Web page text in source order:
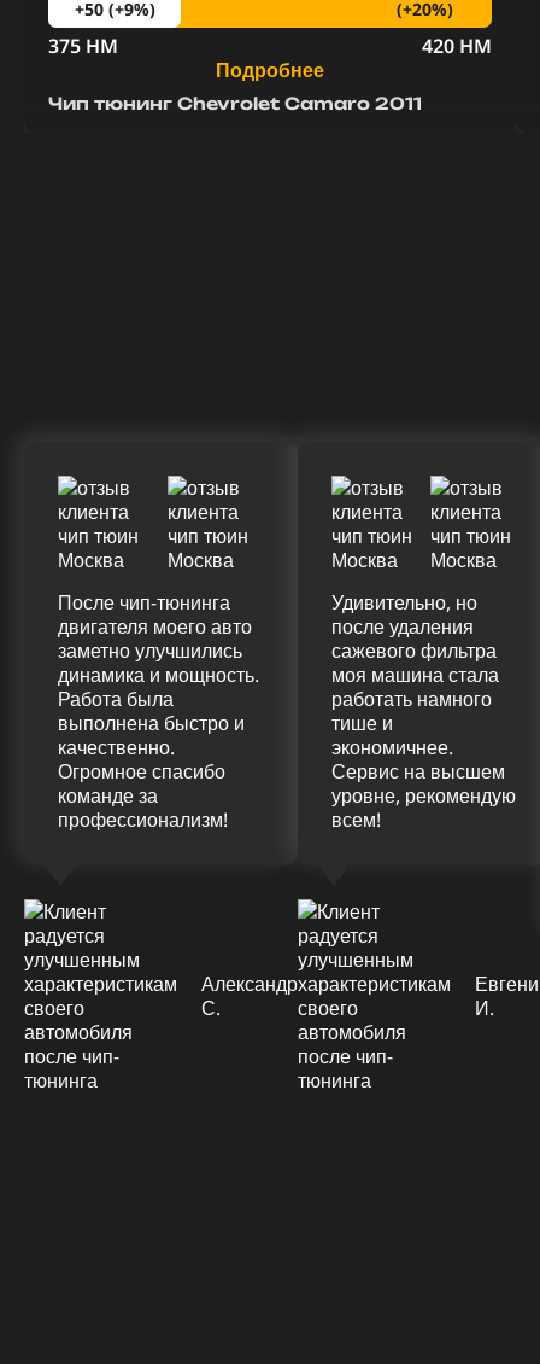
Чип тюнинг Chevrolet Camaro 2011
+50 (+9%) (+20%)
375 HM
420 HM
Подробнее
После чип-тюнинга
двигателя моего авто
заметно улучшились
динамика и мощность.
Работа была
выполнена быстро и
качественно.
Огромное спасибо
команде за
профессионализм!
Александр
С.
Удивительно, но
после удаления
сажевого фильтра
моя машина стала
работать намного
тише и
экономичнее.
Сервис на высшем
уровне, рекомендую
всем!
И.